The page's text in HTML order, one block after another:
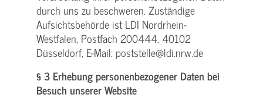
durch uns zu beschweren. Zuständige
Aufsichtsbehörde ist LDI Nordrhein-
Westfalen, Postfach 200444, 40102
Düsseldorf, E-Mail: poststelle@ldi.nrw.de
§ 3 Erhebung personenbezogener Daten bei
Besuch unserer Website